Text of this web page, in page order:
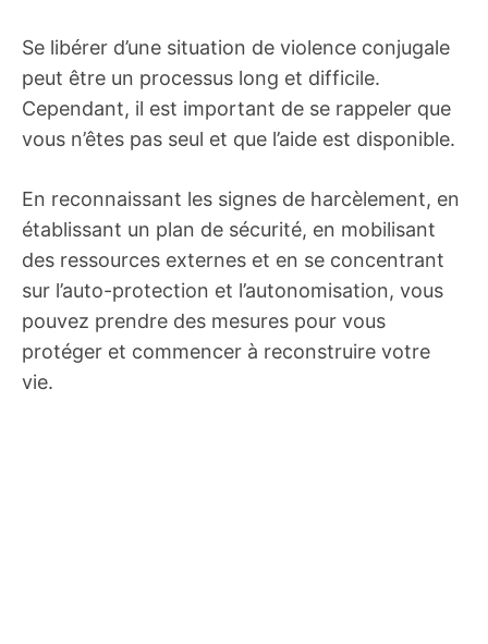
Se libérer d’une situation de violence conjugale
peut être un processus long et difficile.
Cependant, il est important de se rappeler que
vous n’êtes pas seul et que l’aide est disponible.
En reconnaissant les signes de harcèlement, en
établissant un plan de sécurité, en mobilisant
des ressources externes et en se concentrant
sur l’auto-protection et l’autonomisation, vous
pouvez prendre des mesures pour vous
protéger et commencer à reconstruire votre
vie.